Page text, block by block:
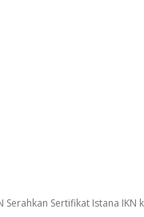
Serahkan Sertifikat Istana IKN